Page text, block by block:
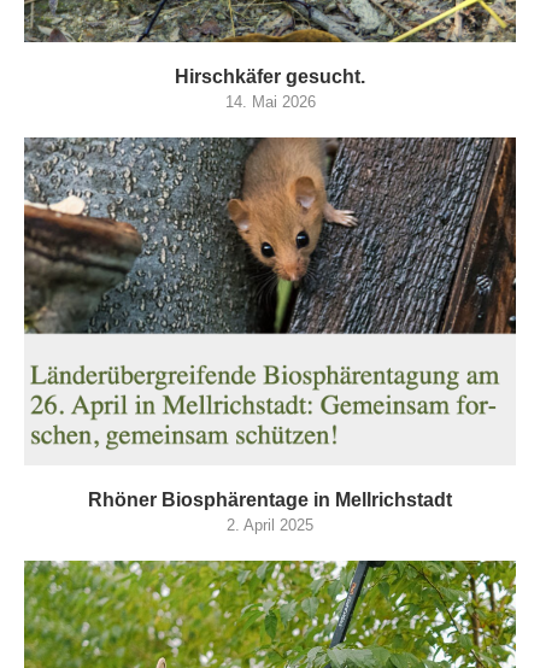
Hirschkäfer gesucht.
14. Mai 2026
Rhöner Biosphärentage in Mellrichstadt
2. April 2025